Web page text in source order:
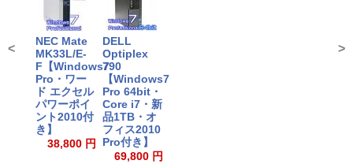
NEC Mate
MK33L/E-
F【Windows7
Pro・ワー
ド エクセル
パワーポイ
ント2010付
き】
38,800 円
DELL
Optiplex
790
【Windows7
Pro 64bit・
Core i7・新
品1TB・オ
フィス2010
Pro付き】
69,800 円
< >